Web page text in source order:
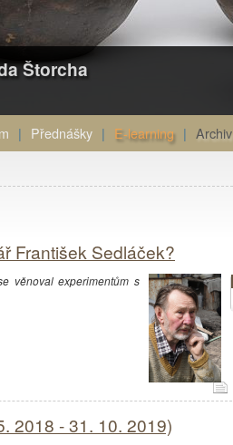
Štorcha
Přednášky E-learning Archiv
František Sedláček?
věnoval experimentům s
2018 - 31. 10. 2019)